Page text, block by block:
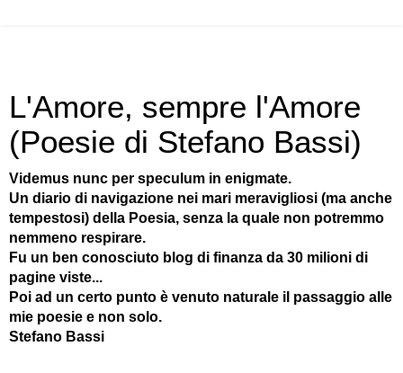
L'Amore, sempre l'Amore
(Poesie di Stefano Bassi)
Videmus nunc per speculum in enigmate.
Un diario di navigazione nei mari meravigliosi (ma anche
tempestosi) della Poesia, senza la quale non potremmo
nemmeno respirare.
Fu un ben conosciuto blog di finanza da 30 milioni di
pagine viste...
Poi ad un certo punto è venuto naturale il passaggio alle
mie poesie e non solo.
Stefano Bassi